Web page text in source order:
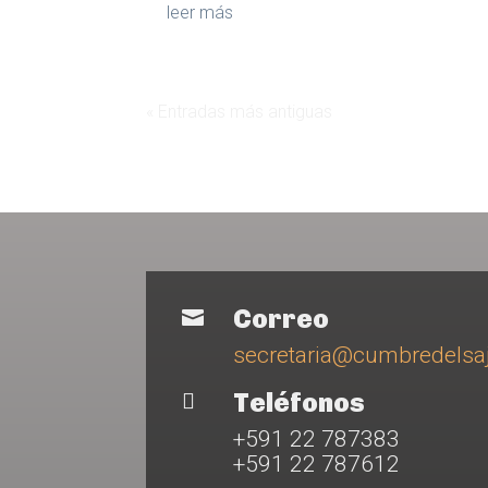
leer más
 Correo
 Teléfonos
+591 22 787383
+591 22 787612